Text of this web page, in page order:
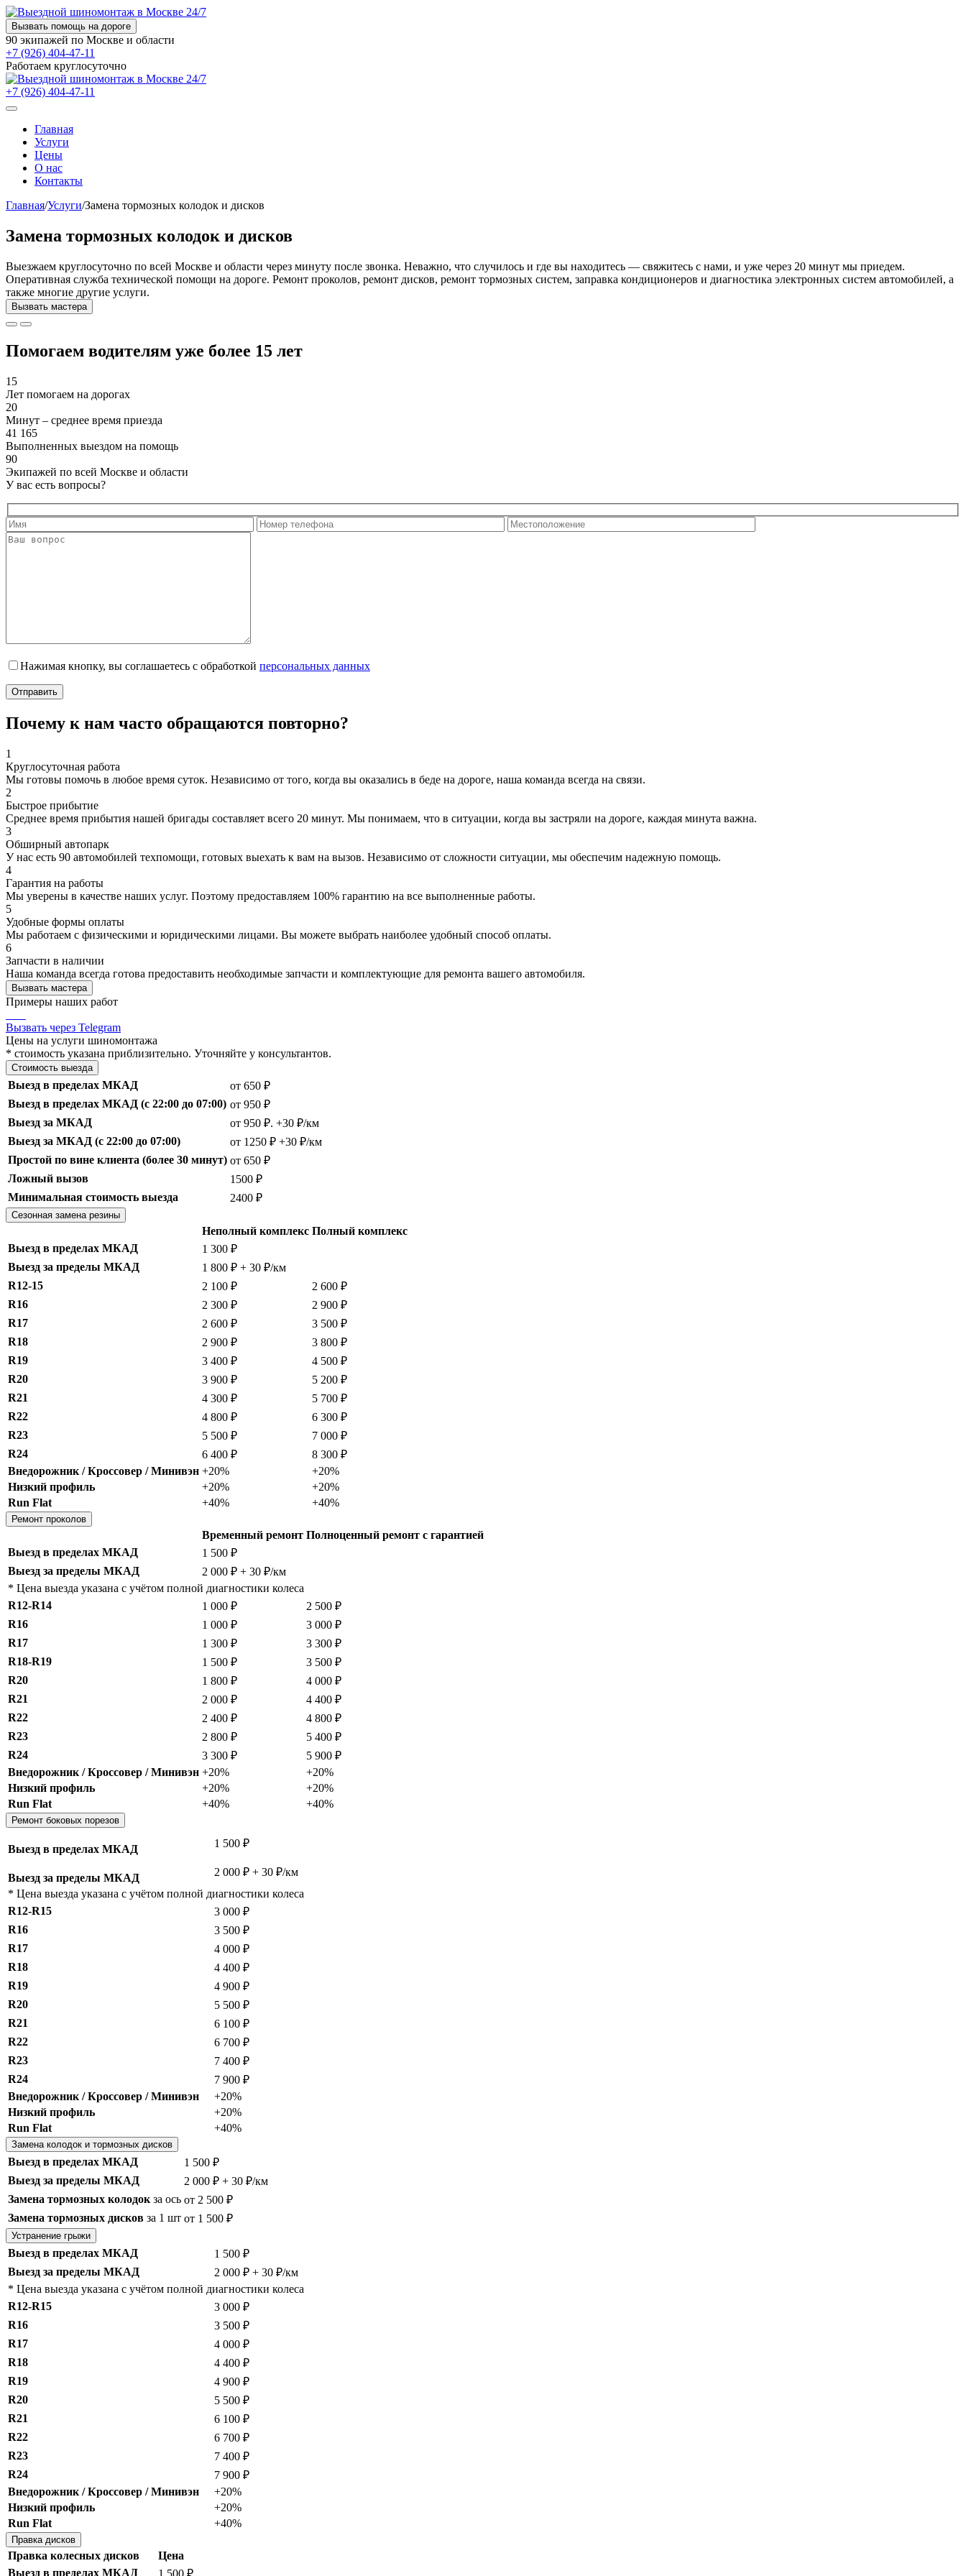
Вызвать помощь на дороге
90 экипажей по Москве и области
+7 (926) 404-47-11
Работаем круглосуточно
+7 (926) 404-47-11
Главная
Услуги
Цены
О нас
Контакты
Главная/Услуги/Замена тормозных колодок и дисков
Замена тормозных колодок и дисков
Выезжаем круглосуточно по всей Москве и области через минуту после звонка. Неважно, что случилось и где вы находитесь — свяжитесь с нами, и уже через 20 минут мы приедем.
Оперативная служба технической помощи на дороге. Ремонт проколов, ремонт дисков, ремонт тормозных систем, заправка кондиционеров и диагностика электронных систем автомобилей, а
также многие другие услуги.
Вызвать мастера
Помогаем водителям уже более 15 лет
15
Лет помогаем на дорогах
20
Минут – среднее время приезда
41 165
Выполненных выездом на помощь
90
Экипажей по всей Москве и области
У вас есть вопросы?
Нажимая кнопку, вы соглашаетесь с обработкой персональных данных
Почему к нам часто обращаются повторно?
1
Круглосуточная работа
Мы готовы помочь в любое время суток. Независимо от того, когда вы оказались в беде на дороге, наша команда всегда на связи.
2
Быстрое прибытие
Среднее время прибытия нашей бригады составляет всего 20 минут. Мы понимаем, что в ситуации, когда вы застряли на дороге, каждая минута важна.
3
Обширный автопарк
У нас есть 90 автомобилей техпомощи, готовых выехать к вам на вызов. Независимо от сложности ситуации, мы обеспечим надежную помощь.
4
Гарантия на работы
Мы уверены в качестве наших услуг. Поэтому предоставляем 100% гарантию на все выполненные работы.
5
Удобные формы оплаты
Мы работаем с физическими и юридическими лицами. Вы можете выбрать наиболее удобный способ оплаты.
6
Запчасти в наличии
Наша команда всегда готова предоставить необходимые запчасти и комплектующие для ремонта вашего автомобиля.
Вызвать мастера
Примеры наших работ
Вызвать через Telegram
Цены на услуги шиномонтажа
* стоимость указана приблизительно. Уточняйте у консультантов.
Стоимость выезда
Выезд в пределах МКАД
от 650 ₽
Выезд в пределах МКАД (с 22:00 до 07:00) от 950 ₽
Выезд за МКАД
от 950 ₽. +30 ₽/км
Выезд за МКАД (с 22:00 до 07:00)
от 1250 ₽ +30 ₽/км
Простой по вине клиента (более 30 минут) от 650 ₽
Ложный вызов
1500 ₽
Минимальная стоимость выезда
2400 ₽
Сезонная замена резины
Неполный комплекс Полный комплекс
Выезд в пределах МКАД
1 300 ₽
Выезд за пределы МКАД
1 800 ₽ + 30 ₽/км
R12-15
2 100 ₽
2 600 ₽
R16
2 300 ₽
2 900 ₽
R17
2 600 ₽
3 500 ₽
R18
2 900 ₽
3 800 ₽
R19
3 400 ₽
4 500 ₽
R20
3 900 ₽
5 200 ₽
R21
4 300 ₽
5 700 ₽
R22
4 800 ₽
6 300 ₽
R23
5 500 ₽
7 000 ₽
R24
6 400 ₽
8 300 ₽
Внедорожник / Кроссовер / Минивэн +20%
+20%
Низкий профиль
+20%
+20%
Run Flat
+40% +40%
Ремонт проколов
Временный ремонт Полноценный ремонт с гарантией
Выезд в пределах МКАД
1 500 ₽
Выезд за пределы МКАД
2 000 ₽ + 30 ₽/км
* Цена выезда указана с учётом полной диагностики колеса
R12-R14
1 000 ₽
2 500 ₽
R16
1 000 ₽
3 000 ₽
R17
1 300 ₽
3 300 ₽
R18-R19
1 500 ₽
3 500 ₽
R20
1 800 ₽
4 000 ₽
R21
2 000 ₽
4 400 ₽
R22
2 400 ₽
4 800 ₽
R23
2 800 ₽
5 400 ₽
R24
3 300 ₽
5 900 ₽
Внедорожник / Кроссовер / Минивэн +20%
+20%
Низкий профиль
+20%
+20%
Run Flat
+40% +40%
Ремонт боковых порезов
Выезд в пределах МКАД 1 500 ₽
Выезд за пределы МКАД
2 000 ₽ + 30 ₽/км
* Цена выезда указана с учётом полной диагностики колеса
R12-R15
3 000 ₽
R16
3 500 ₽
R17
4 000 ₽
R18
4 400 ₽
R19
4 900 ₽
R20
5 500 ₽
R21
6 100 ₽
R22
6 700 ₽
R23
7 400 ₽
R24
7 900 ₽
Внедорожник / Кроссовер / Минивэн
+20%
Низкий профиль
+20%
Run Flat
+40%
Замена колодок и тормозных дисков
Выезд в пределах МКАД
1 500 ₽
Выезд за пределы МКАД
2 000 ₽ + 30 ₽/км
Замена тормозных колодок за ось от 2 500 ₽
Замена тормозных дисков за 1 шт от 1 500 ₽
Устранение грыжи
Выезд в пределах МКАД
1 500 ₽
Выезд за пределы МКАД
2 000 ₽ + 30 ₽/км
* Цена выезда указана с учётом полной диагностики колеса
R12-R15
3 000 ₽
R16
3 500 ₽
R17
4 000 ₽
R18
4 400 ₽
R19
4 900 ₽
R20
5 500 ₽
R21
6 100 ₽
R22
6 700 ₽
R23
7 400 ₽
R24
7 900 ₽
Внедорожник / Кроссовер / Минивэн
+20%
Низкий профиль
+20%
Run Flat
+40%
Правка дисков
Правка колесных дисков
Цена
Выезд в пределах МКАД
1 500 ₽